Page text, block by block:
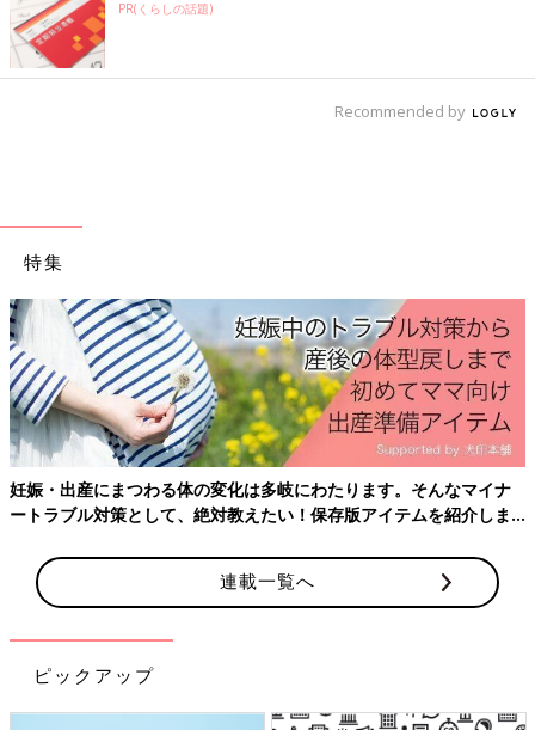
た痛いけど、陣痛に比べたら屁でもなかった)、無事分娩完了。
初産にも関わらず、陣痛の間隔が10分を切ってから4時間で産ま
れてくれました。いい子〜
このあとも少しバタバタがあったので念のため記録。
抜けない。車椅子からベッドに移った際に一瞬気を失って、気づ
19:30
夕飯を出してもらう。美味しいけど、ほぼ突っ伏しながら食べら
れるものをどうにか口に詰め込む。
20:30
トイレに行こうと助産師さんの立ち合いのもとベッドをおりたけ
ど、目が回って断念。
22:00
尿カテを入れられる。パルスオキシメーター、血圧計、心電図、
子宮収縮を促す点滴を繋がれ、身動きが取れず感情が無になる。
後陣痛と会陰切開の傷が痛む気がするので、追加でカロナールを
飲む。
PR(くらしの話題)
Recommended by
特集
妊娠・出産にまつわる体の変化は多岐にわたります。そんなマイナ
ートラブル対策として、絶対教えたい！保存版アイテムを紹介しま
連載一覧へ
ピックアップ